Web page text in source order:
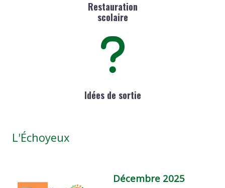
Restauration
scolaire
Idées de sortie
L'Échoyeux
Décembre 2025